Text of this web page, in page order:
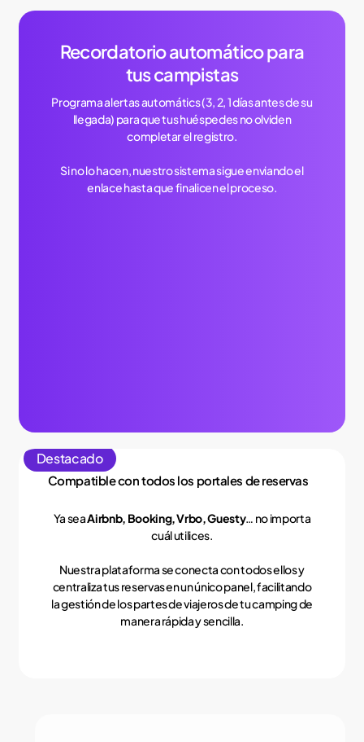
Recordatorio automático para
tus campistas
Programa alertas automátics (3, 2, 1 días antes de su
llegada) para que tus huéspedes no olviden
completar el registro.
Si no lo hacen, nuestro sistema sigue enviando el
enlace hasta que finalicen el proceso.
Destacado
Compatible con todos los portales de reservas
Ya seaAirbnb, Booking, Vrbo, Guesty… no importa
cuál utilices.
Nuestra plataforma se conecta con todos ellos y
centraliza tus reservas en un único panel, facilitando
la gestión de los partes de viajeros de tu camping de
manera rápida y sencilla.